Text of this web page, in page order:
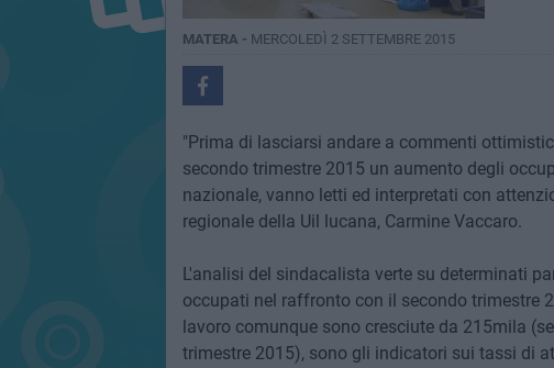
MATERA - MERCOLEDÌ 2 SETTEMBRE 2015
"Prima di lasciarsi andare a commenti
secondo trimestre 2015 un aumento degli
nazionale, vanno letti ed interpretati con
regionale della Uil lucana, Carmine Vaccaro.
L'analisi del sindacalista verte su determinati
occupati nel raffronto con il secondo trimestre
lavoro comunque sono cresciute da 215mila
trimestre 2015), sono gli indicatori sui tassi di